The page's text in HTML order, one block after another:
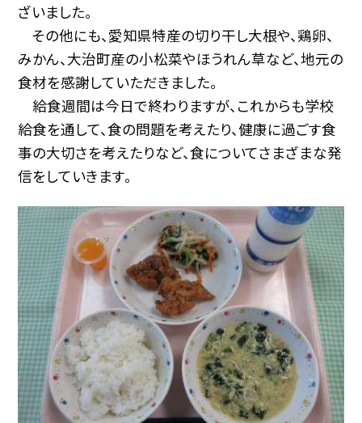
ざいました。
その他にも、愛知県特産の切り干し大根や、鶏卵、
みかん、大治町産の小松菜やほうれん草など、地元の
食材を感謝していただきました。
給食週間は今日で終わりますが、これからも学校
給食を通して、食の問題を考えたり、健康に過ごす食
事の大切さを考えたりなど、食についてさまざまな発
信をしていきます。